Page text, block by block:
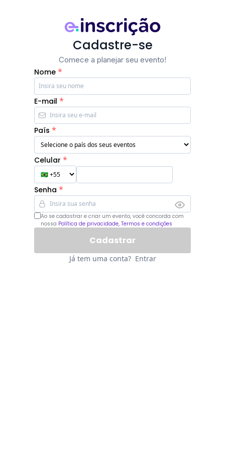
Cadastre-se
Comece a planejar seu evento!
Nome *
E-mail *
País *
Celular *
Senha *
Ao se cadastrar e criar um evento, você concorda com
nossa Política de privacidade, Termos e condições
Já tem uma conta? Entrar